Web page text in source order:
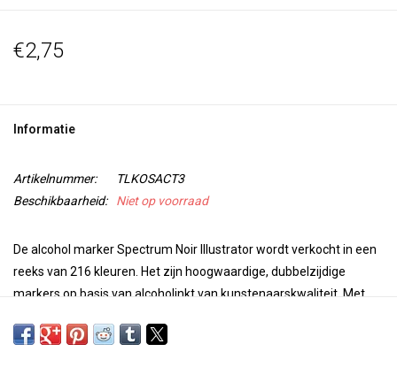
€2,75
Informatie
Artikelnummer:
TLKOSACT3
Beschikbaarheid:
Niet op voorraad
De alcohol marker Spectrum Noir Illustrator wordt verkocht in een
reeks van 216 kleuren. Het zijn hoogwaardige, dubbelzijdige
markers op basis van alcoholinkt van kunstenaarskwaliteit. Met
kleuren en een penseelpunt voor veelzijdigheid en extra controle